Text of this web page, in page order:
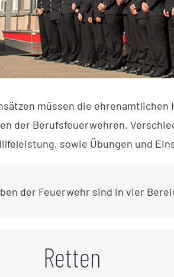
müssen die
der Berufsfeuerwehren.
sowie Übungen und
der Feuerwehr sind in vier
Retten